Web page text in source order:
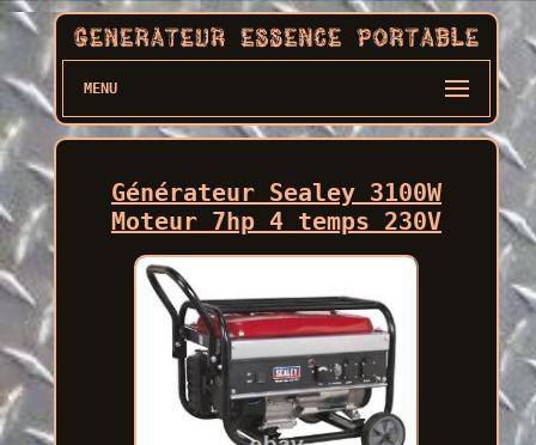
MENU
Générateur Sealey 3100W
Moteur 7hp 4 temps 230V